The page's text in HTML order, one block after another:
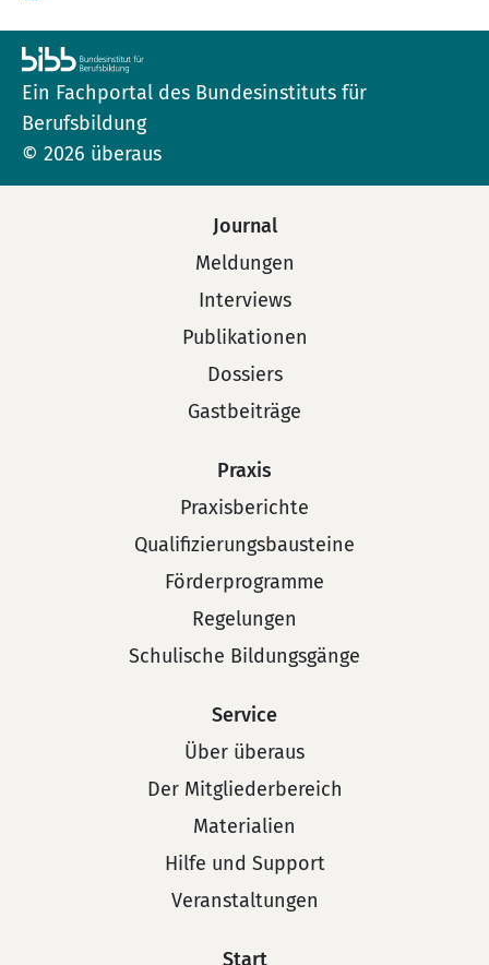
Ein Fachportal des Bundesinstituts für
Berufsbildung
© 2026 überaus
Journal
Meldungen
Interviews
Publikationen
Dossiers
Gastbeiträge
Praxis
Praxisberichte
Qualifizierungsbausteine
Förderprogramme
Regelungen
Schulische Bildungsgänge
Service
Über überaus
Der Mitgliederbereich
Materialien
Hilfe und Support
Veranstaltungen
Start